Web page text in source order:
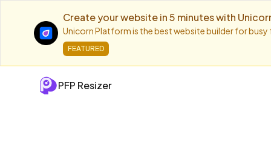
Create your website in 5 minutes with
Unicorn Platform is the best website builder for
FEATURED
PFP Resizer